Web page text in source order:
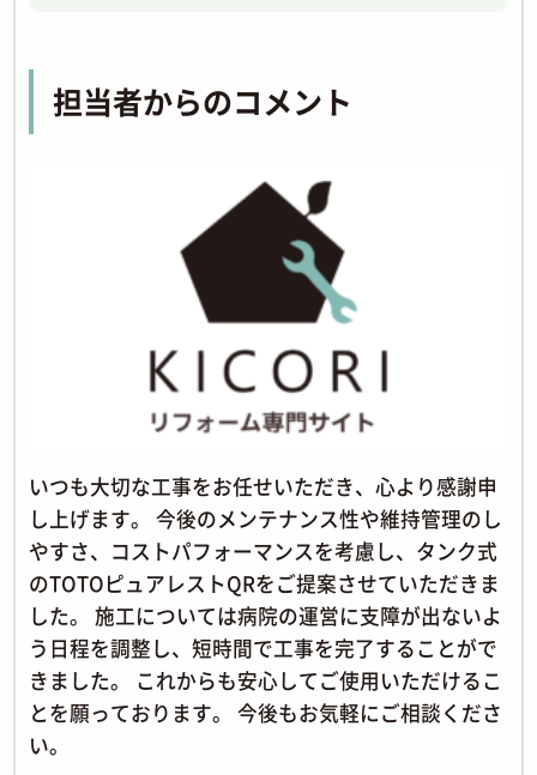
担当者からのコメント
いつも大切な工事をお任せいただき、心より感謝申
し上げます。 今後のメンテナンス性や維持管理のし
やすさ、コストパフォーマンスを考慮し、タンク式
のTOTOピュアレストQRをご提案させていただきま
した。 施工については病院の運営に支障が出ないよ
う日程を調整し、短時間で工事を完了することがで
きました。 これからも安心してご使用いただけるこ
とを願っております。 今後もお気軽にご相談くださ
い。